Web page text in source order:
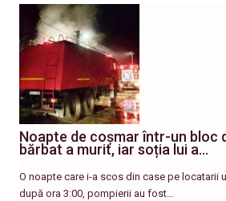
Noapte de coșmar într-un bloc
bărbat a murit, iar soția lui a…
O noapte care i-a scos din case pe locatarii
după ora 3:00, pompierii au fost…